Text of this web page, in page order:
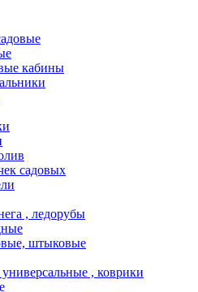
кабины
садовых
, ледорубы
штыковые
, коврики